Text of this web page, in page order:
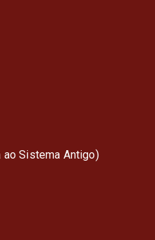
ao Sistema Antigo)